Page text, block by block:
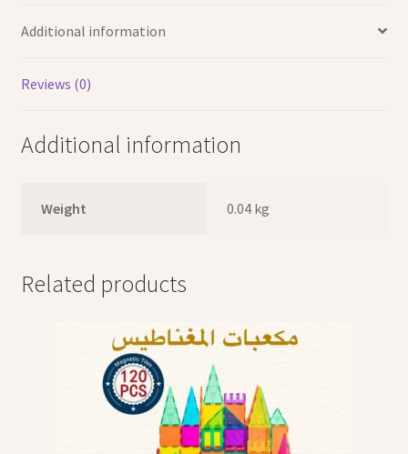
Additional information
Reviews (0)
Additional information
Weight 0.04 kg
Related products